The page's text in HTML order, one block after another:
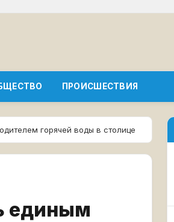
ПРОИСШЕСТВИЯ
горячей воды в столице
единым